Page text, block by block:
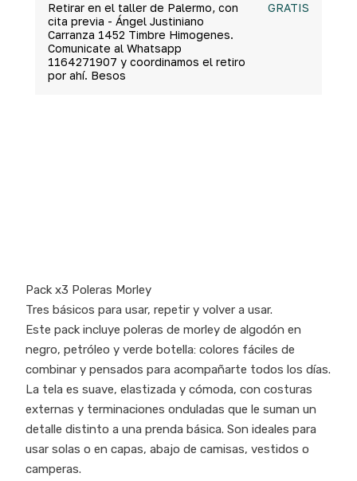
Retirar en el taller de Palermo, con
cita previa - Ángel Justiniano
Carranza 1452 Timbre Himogenes.
Comunicate al Whatsapp
1164271907 y coordinamos el retiro
por ahí. Besos
GRATIS
Pack x3 Poleras Morley
Tres básicos para usar, repetir y volver a usar.
Este pack incluye poleras de morley de algodón en
negro, petróleo y verde botella: colores fáciles de
combinar y pensados para acompañarte todos los días.
La tela es suave, elastizada y cómoda, con costuras
externas y terminaciones onduladas que le suman un
detalle distinto a una prenda básica. Son ideales para
usar solas o en capas, abajo de camisas, vestidos o
camperas.